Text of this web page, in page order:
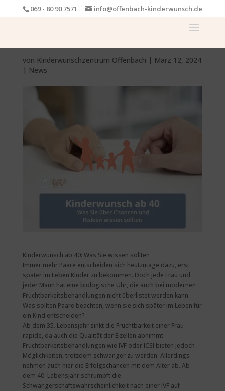
069 - 80 90 7571 info@offenbach-kinderwunsch.de
von Kinderwunschzentrum Offenbach | März 12, 2024
| News
Kinderwunsch ab 40: Was Sie wissen sollten
Immer mehr Paare entscheiden sich heutzutage dazu, erst
später im Leben Kinder zu bekommen. Doch jede Frau und
jeder Mann hat eine biologische Uhr, die auch bei modernen
Fruchtbarkeitsbehandlungen nicht überlistet werden kann.
Was sollten Paare beachten, wenn sie sich später im Leben für
ein Kind entscheiden?
Ab dem 35. Lebensjahr sinkt die Fruchtbarkeit einer Frau
rapide, da auch die Qualität der Eizellen abnimmt.
Fruchtbarkeitsbehandlungen wie IVF oder ICSI bieten jedoch
Möglichkeiten, trotzdem schwanger zu werden. Allerdings
nehmen auch hier die Erfolgschancen mit dem Alter ab. Ab
dem 40. Lebensjahr schrumpft die
Schwangerschaftswahrscheinlichkeit nach einer IVF auf